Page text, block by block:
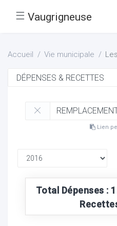
☰ Vaugrigneuse
Accueil Vie municipale
Lien
Total Dépenses